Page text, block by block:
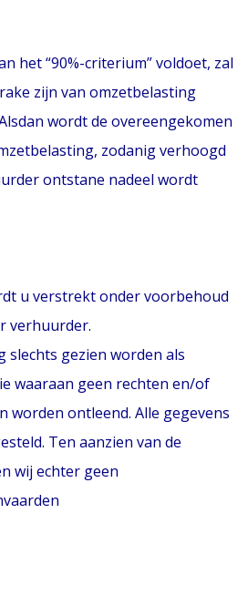
het “90%-criterium” voldoet, zal
zijn van omzetbelasting
wordt de overeengekomen
zodanig verhoogd
ontstane nadeel wordt
u verstrekt onder voorbehoud
verhuurder.
slechts gezien worden als
waaraan geen rechten en/of
worden ontleend. Alle gegevens
Ten aanzien van de
wij echter geen